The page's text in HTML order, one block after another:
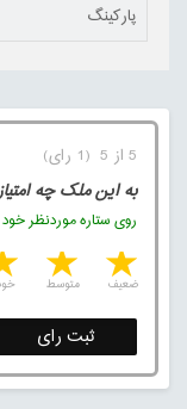
پارکینگ
5 از 5 (1 رای)
به این ملک چه
روی ستاره موردنظر
2 stars 1 starمتوسط ضعیف
ثبت رای